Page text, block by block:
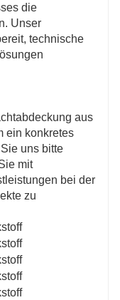
die
Unser
technische
aus
ein konkretes
uns bitte
mit
bei der
zu